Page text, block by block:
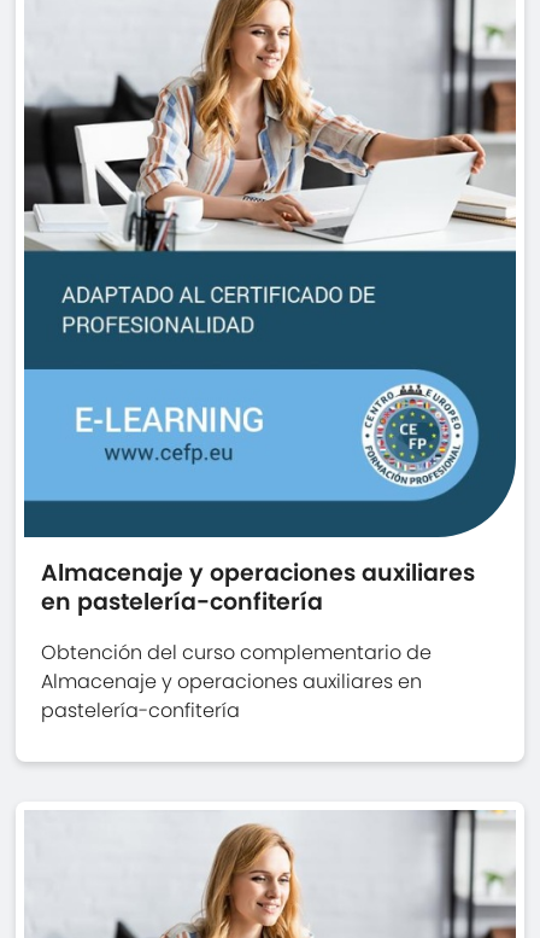
Almacenaje y operaciones auxiliares
en pastelería-confitería
Obtención del curso complementario de
Almacenaje y operaciones auxiliares en
pastelería-confitería